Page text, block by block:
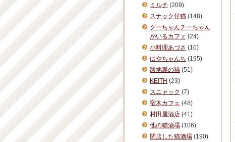
ミルチ (209)
スナック仔猫 (148)
グーちゃんチーちゃん
がいるカフェ (24)
小料理あづさ (10)
はやちゃんち (195)
路地裏の猫 (51)
KEITH (23)
スニャック (7)
宿木カフェ (48)
村田屋酒店 (41)
他の猫酒場 (106)
閉店した猫酒場 (190)